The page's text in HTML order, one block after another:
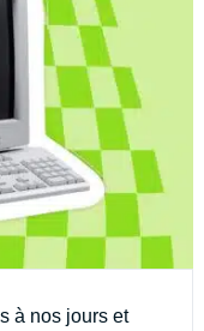
à nos jours et